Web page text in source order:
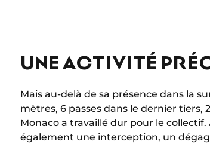
UNE ACTIVITÉ
Mais au-delà de sa présence dans la
mètres, 6 passes dans le dernier tiers,
Monaco a travaillé dur pour le
également une interception, un